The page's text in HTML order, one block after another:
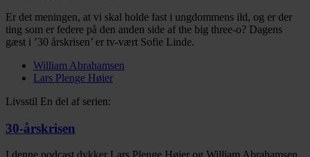
Er det meningen, at vi skal holde fast i ungdommens ild, og er der
ting som er federe på den anden side af the big three-o? Dagens
gæst i ’30 årskrisen’ er tv-vært Sofie Linde.
William Abrahamsen
Lars Plenge Høier
Livsstil En del af serien:
30-årskrisen